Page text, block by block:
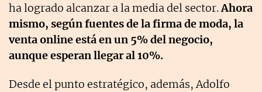
ha logrado alcanzar a la media del sector.Ahora
mismo, según fuentes de la firma de moda, la
venta online está en un 5% del negocio,
aunque esperan llegar al 10%.
Desde el punto estratégico, además, Adolfo